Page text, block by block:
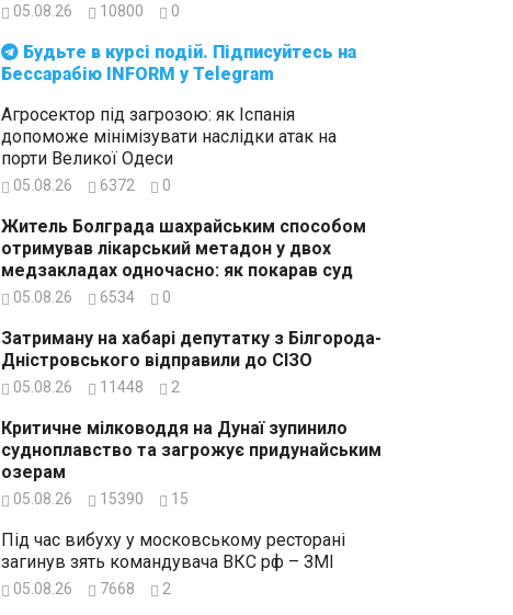
Бессарабію INFORM у Telegram
05.08.26 10800 0
Агросектор під загрозою: як Іспанія
допоможе мінімізувати наслідки атак на
порти Великої Одеси
05.08.26 6372 0
Житель Болграда шахрайським способом
отримував лікарський метадон у двох
медзакладах одночасно: як покарав суд
05.08.26 6534 0
Затриману на хабарі депутатку з Білгорода-
Дністровського відправили до СІЗО
05.08.26 11448 2
Критичне мілководдя на Дунаї зупинило
судноплавство та загрожує придунайським
озерам
05.08.26 15390 15
Під час вибуху у московському ресторані
загинув зять командувача ВКС рф – ЗМІ
05.08.26 7668 2